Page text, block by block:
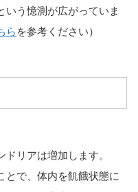
いう憶測が広がっていま
らを参考ください）
リアは増加します。
とで、体内を飢餓状態に